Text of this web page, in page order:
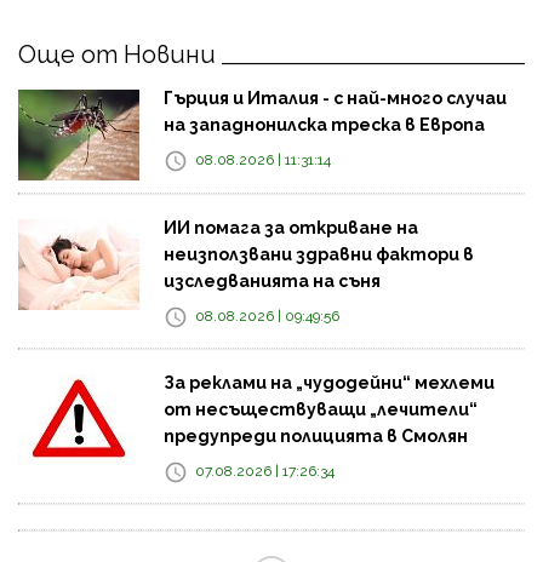
Още от Новини
Гърция и Италия - с най-много случаи
на западнонилска треска в Европа
08.08.2026 | 11:31:14
ИИ помага за откриване на
неизползвани здравни фактори в
изследванията на съня
08.08.2026 | 09:49:56
За реклами на „чудодейни“ мехлеми
от несъществуващи „лечители“
предупреди полицията в Смолян
07.08.2026 | 17:26:34